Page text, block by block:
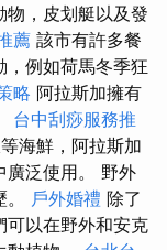
物，皮划艇以及發
薦 該市有許多餐
，例如荷馬冬季狂
略 阿拉斯加擁有
台中刮痧服務推
海鮮，阿拉斯加
廣泛使用。 野外
戶外婚禮 除了
可以在野外和安克